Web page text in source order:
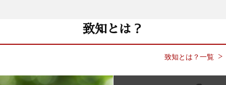
致知とは？
致知とは？一覧